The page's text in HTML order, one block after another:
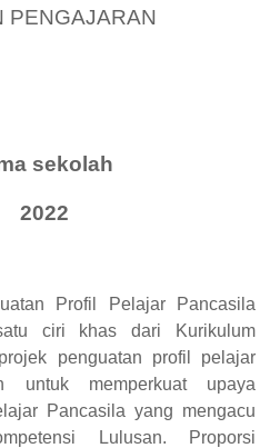
PENGAJARAN
sekolah
2022
Profil Pelajar Pancasila
ciri khas dari Kurikulum
penguatan profil pelajar
untuk memperkuat upaya
Pancasila yang mengacu
Lulusan. Proporsi